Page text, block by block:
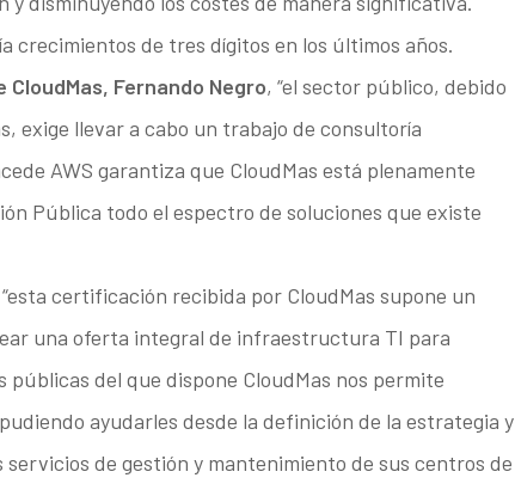
crecimientos de tres dígitos en los últimos años.
CloudMas, Fernando Negro, “el sector público, debido
exige llevar a cabo un trabajo de consultoría
AWS garantiza que CloudMas está plenamente
Pública todo el espectro de soluciones que existe
certificación recibida por CloudMas supone un
una oferta integral de infraestructura TI para
del que dispone CloudMas nos permite
ayudarles desde la definición de la estrategia y
de gestión y mantenimiento de sus centros de